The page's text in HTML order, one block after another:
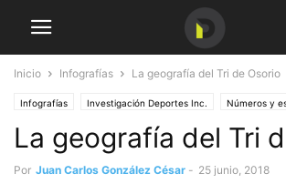
Inicio Infografías La geografía del Tri de Osorio
Infografías Investigación Deportes Inc. Números y
La geografía del Tri
Por Juan Carlos González César - 25 junio, 2018